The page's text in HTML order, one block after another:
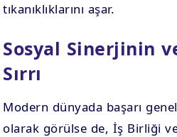
tıkanıklıklarını aşar.
Sosyal Sinerjinin
Sırrı
Modern dünyada başarı
olarak görülse de, İş Birliği